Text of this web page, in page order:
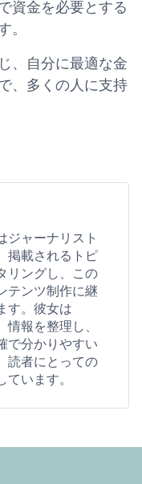
資金を必要とする
。
、自分に最適な金
、多くの人に支持
ジャーナリスト
掲載されるトピ
リングし、この
テンツ制作に継
す。彼女は
情報を整理し、
で分かりやすい
読者にとっての
います。